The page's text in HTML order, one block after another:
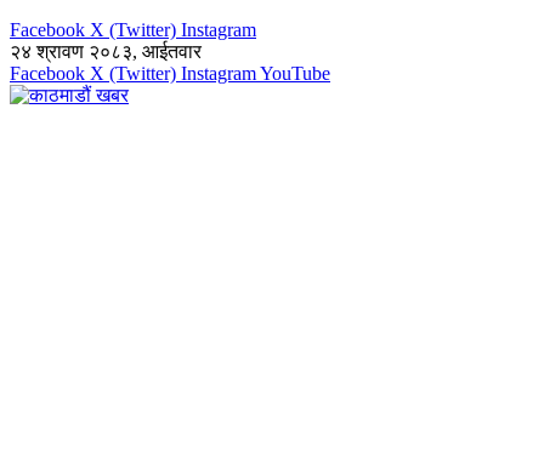
Facebook X (Twitter) Instagram
२४ श्रावण २०८३, आईतवार
Facebook X (Twitter) InstagramYouTube